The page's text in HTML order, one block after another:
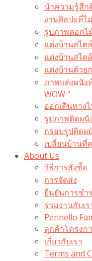
นำความรู้สึ
งานศิลปะที่ไ
รูปภาพดอกไ
แต่งบ้านสไต
แต่งบ้านสไต
แต่งบ้านด้วย
ภาพแต่งผนัง
WOW “
ออกเดินทาง
รูปภาพติดผ
กรอบรูปติดผ
เปลี่ยนบ้าน
About Us
วิธีการสั่งซื้อ
การจัดส่ง
ยืนยันการชำ
ร่วมงานกับเร
Pennello
ลูกค้าโครงก
เกี่ยวกับเรา
Terms and